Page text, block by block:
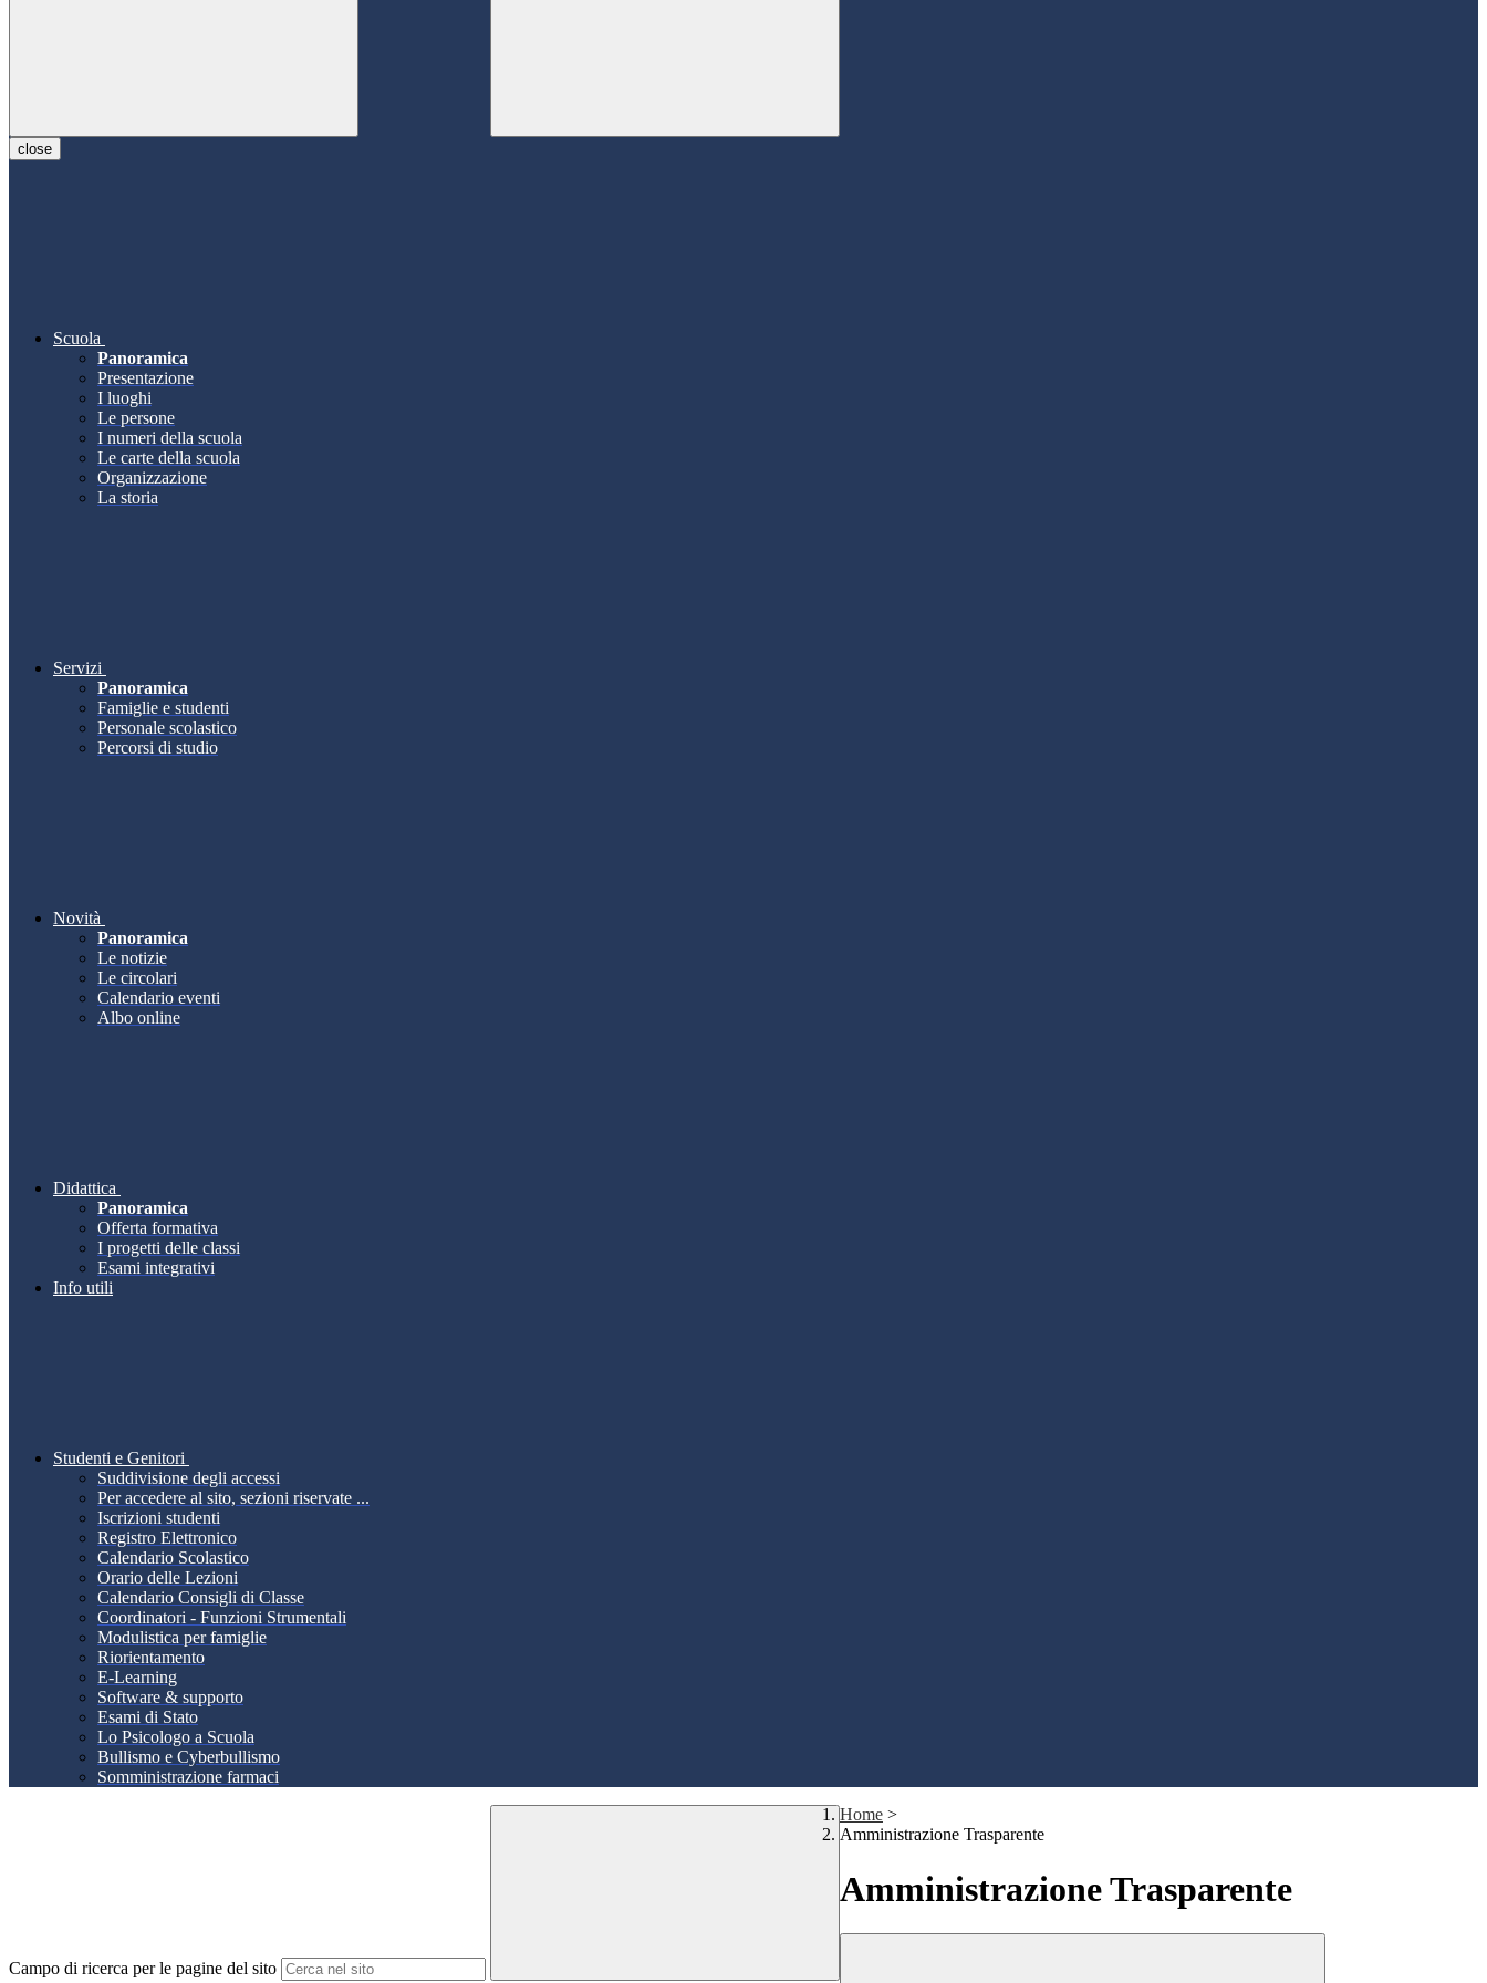
close
Scuola
Panoramica
Presentazione
I luoghi
Le persone
I numeri della scuola
Le carte della scuola
Organizzazione
La storia
Servizi
Panoramica
Famiglie e studenti
Personale scolastico
Percorsi di studio
Novità
Panoramica
Le notizie
Le circolari
Calendario eventi
Albo online
Didattica
Panoramica
Offerta formativa
I progetti delle classi
Esami integrativi
Info utili
Studenti e Genitori
Suddivisione degli accessi
Per accedere al sito, sezioni riservate ...
Iscrizioni studenti
Registro Elettronico
Calendario Scolastico
Orario delle Lezioni
Calendario Consigli di Classe
Coordinatori - Funzioni Strumentali
Modulistica per famiglie
Riorientamento
E-Learning
Software & supporto
Esami di Stato
Lo Psicologo a Scuola
Bullismo e Cyberbullismo
Somministrazione farmaci
Campo di ricerca per le pagine del sito
Home >
Amministrazione Trasparente
Amministrazione Trasparente